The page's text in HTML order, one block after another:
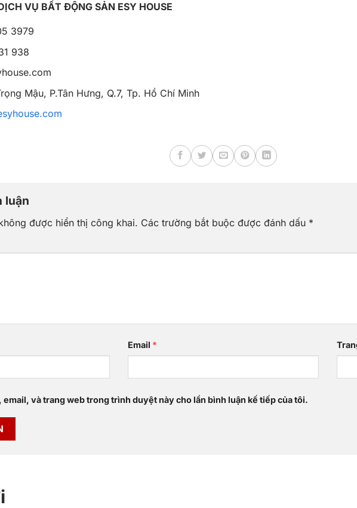
VỤ BẤT ĐỘNG SẢN ESY HOUSE
3979
938
Mậu, P.Tân Hưng, Q.7, Tp. Hồ Chí Minh
luận
được hiển thị công khai. Các trường bắt buộc được đánh dấu *
Email *
email, và trang web trong trình duyệt này cho lần bình luận kế tiếp của tôi.